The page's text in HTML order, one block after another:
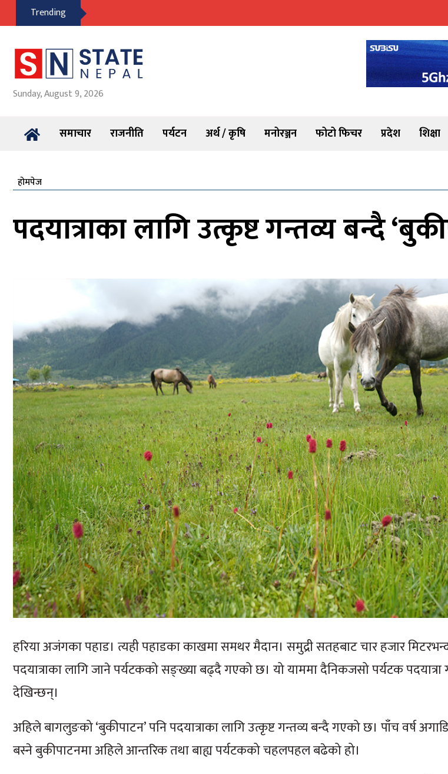
Trending
Sunday, August 9, 2026
समाचार राजनीति पर्यटन अर्थ / कृषि मनोरञ्जन फोटो फिचर प्रदेश शिक्षा
होमपेज
पदयात्राका लागि उत्कृष्ट गन्तव्य बन्दै
हरिया अजंगका पहाड। त्यही पहाडका काखमा समथर मैदान। समुद्री सतहबाट चार हजार
पदयात्राका लागि जाने पर्यटकको सङ्ख्या बढ्दै गएको छ। यो याममा दैनिकजसो पर्यटक पदयात्रा
देखिन्छन्।
अहिले बागलुङको ‘बुकीपाटन’ पनि पदयात्राका लागि उत्कृष्ट गन्तव्य बन्दै गएको छ। पाँच वर्ष
बस्ने बुकीपाटनमा अहिले आन्तरिक तथा बाह्य पर्यटकको चहलपहल बढेको हो।